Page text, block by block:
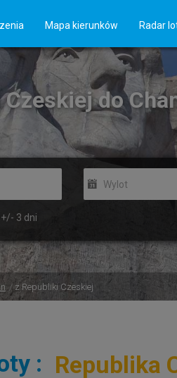
Mapa kierunków Radar
do
Wylot
+/- 3 dni
z Republiki Czeskiej
: